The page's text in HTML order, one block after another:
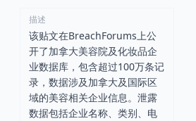
描述
该贴文在BreachForums上公
开了加拿大美容院及化妆品企
业数据库，包含超过100万条记
录，数据涉及加拿大及国际区
域的美容相关企业信息。泄露
数据包括企业名称、类别、电